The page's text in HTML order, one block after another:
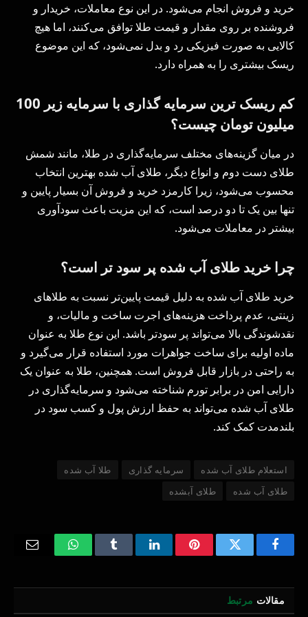
خرید و فروش انجام می‌شود. در این نوع معاملات، خریدار و
فروشنده بر روی مقدار و قیمت طلا توافق می‌کنند، اما هیچ
کالایی به صورت فیزیکی رد و بدل نمی‌شود، که این موضوع
ریسک بیشتری را به همراه دارد.
کم ریسک ترین سرمایه گذاری با سرمایه زیر 100
میلیون تومان چیست؟
در میان گزینه‌های مختلف سرمایه‌گذاری در طلا، مانند شمش
طلای دست دوم و انواع دیگر، طلای آب شده بهترین انتخاب
محسوب می‌شود، زیرا کارمزد خرید و فروش آن بسیار پایین و
تنها بین یک تا دو درصد است، که این مزیت باعث سودآوری
بیشتر در معاملات می‌شود.
چرا خرید طلای آب شده پر سود تر است؟
خرید طلای آب شده به دلیل قیمت پایین‌تر نسبت به طلاهای
زینتی، عدم پرداخت هزینه‌های اجرت ساخت و مالیات، و
نقدشوندگی بالا می‌تواند پر سودتر باشد. این نوع طلا به عنوان
ماده اولیه برای ساخت جواهرات مورد استفاده قرار می‌گیرد و
به راحتی در بازار قابل فروش است. همچنین، طلا به عنوان یک
دارایی امن در برابر تورم شناخته می‌شود و سرمایه‌گذاری در
طلای آب شده می‌تواند به حفظ ارزش پول و کسب سود در
بلندمدت کمک کند.
استعلام طلای آب شده سرمایه گذاری
طلا آب شده
طلای آب شده
طلای آبشده
Facebook
Twitter
Pinterest
LinkedIn
Tumblr
WhatsApp
مقالات مرتبط